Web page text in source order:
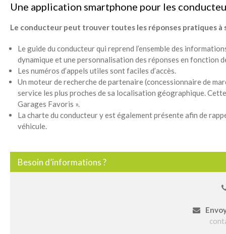
Une application smartphone pour les
Le conducteur peut trouver toutes les réponses pratiques à
Le guide du conducteur qui reprend l’ensemble des
dynamique et une personnalisation des réponses en fonction
Les numéros d’appels utiles sont faciles d’accès.
Un moteur de recherche de partenaire (concessionnaire de
service les plus proches de sa localisation géographique.
Garages Favoris ».
La charte du conducteur y est également présente afin de
véhicule.
Besoin d’informations ?